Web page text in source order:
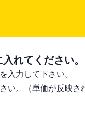
れてください。
入力して下さい。
い。（単価が反映